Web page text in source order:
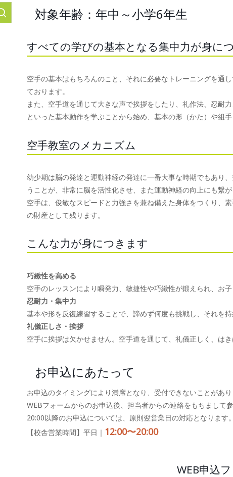
対象年齢：年中～小学6年生
すべての学びの基本となる集中力が身に
空手の基本はもちろんのこと、それに必要なトレーニングを通
ております。
また、空手道を通じて大きな声で挨拶をしたり、礼作法、忍耐
といった基本動作を学ぶことから始め、基本の形（かた）や組
空手教室のメカニズム
幼少期は脳の発達と運動神経の発達に一番大事な時期でもあり
うことが、非常に脳を活性化させ、また運動神経の向上にも繋が
空手は、俊敏なスピードと力強さを兼ね備えた身体をつくり、
の財産として残ります。
こんな力が身につきます
巧緻性を高める
空手のレッスンにより瞬発力、敏捷性や巧緻性が鍛えられ、お子
忍耐力・集中力
基本や形を反復練習することで、諦めず何度も挑戦し、それを
礼儀正しさ・挨拶
空手に挨拶は欠かせません。空手道を通じて、礼儀正しく、は
お申込にあたって
お申込のタイミングにより満席となり、受付できないことがあ
WEBフォームからのお申込後、担当者からの連絡をもちまして参
20:00以降のお申込については、原則翌営業日の対応となります。
【校舎営業時間】平日｜ 12:00〜20:00
WEB申込